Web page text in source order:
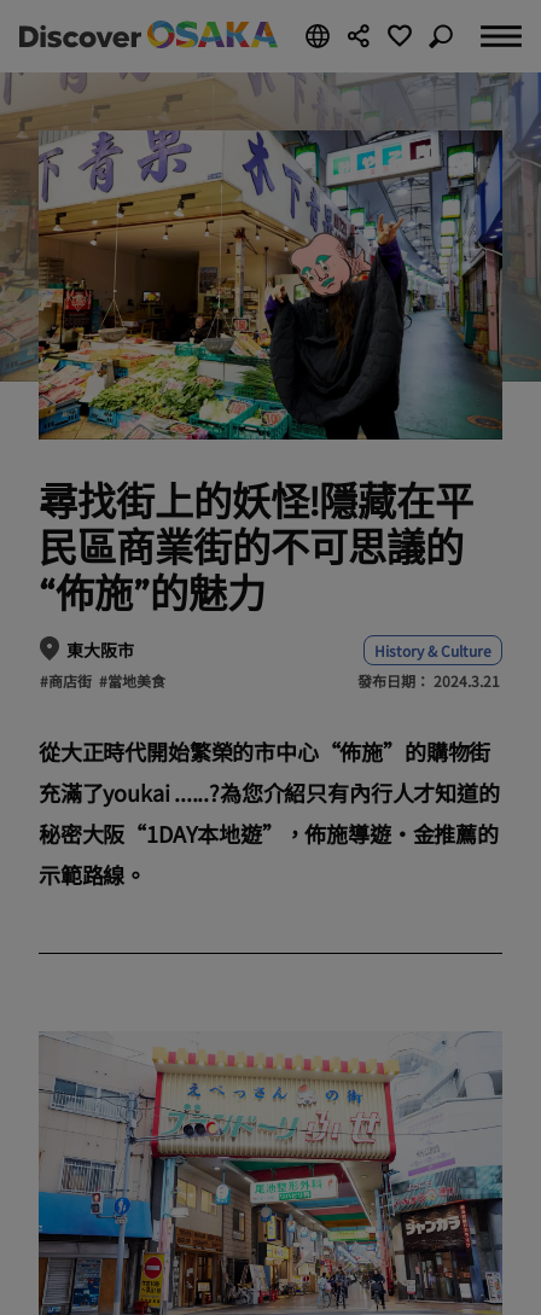
尋找街上的妖怪!隱藏在平
民區商業街的不可思議的
“佈施”的魅力
東大阪市
History & Culture
#商店街 #當地美食 發布日期： 2024.3.21
從大正時代開始繁榮的市中心“佈施”的購物街
充滿了youkai ......?為您介紹只有內行人才知道的
秘密大阪“1DAY本地遊”，佈施導遊・金推薦的
示範路線。